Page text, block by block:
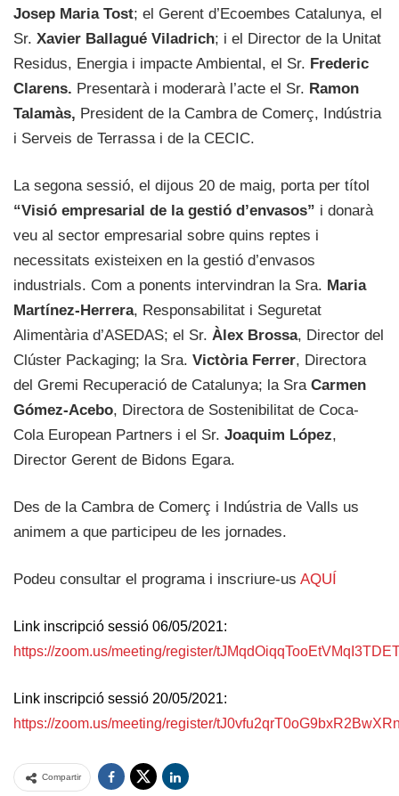
Josep Maria Tost; el Gerent d’Ecoembes Catalunya, el
Sr. Xavier Ballagué Viladrich; i el Director de la Unitat
Residus, Energia i impacte Ambiental, el Sr. Frederic
Clarens. Presentarà i moderarà l’acte el Sr. Ramon
Talamàs, President de la Cambra de Comerç, Indústria
i Serveis de Terrassa i de la CECIC.
La segona sessió, el dijous 20 de maig, porta per títol
“Visió empresarial de la gestió d’envasos” i donarà
veu al sector empresarial sobre quins reptes i
necessitats existeixen en la gestió d’envasos
industrials. Com a ponents intervindran la Sra. Maria
Martínez-Herrera, Responsabilitat i Seguretat
Alimentària d’ASEDAS; el Sr. Àlex Brossa, Director del
Clúster Packaging; la Sra. Victòria Ferrer, Directora
del Gremi Recuperació de Catalunya; la Sra Carmen
Gómez-Acebo, Directora de Sostenibilitat de Coca-
Cola European Partners i el Sr. Joaquim López,
Director Gerent de Bidons Egara.
Des de la Cambra de Comerç i Indústria de Valls us
animem a que participeu de les jornades.
Podeu consultar el programa i inscriure-us AQUÍ
Link inscripció sessió 06/05/2021:
https://zoom.us/meeting/register/
Link inscripció sessió 20/05/2021:
https://zoom.us/meeting/register/
Compartir